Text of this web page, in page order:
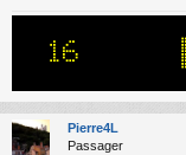
n
l
u
Pierre4L
Passager